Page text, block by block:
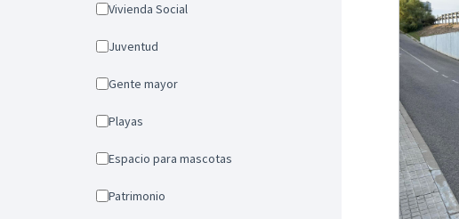
Vivienda Social
Juventud
Gente mayor
Playas
Espacio para mascotas
Patrimonio